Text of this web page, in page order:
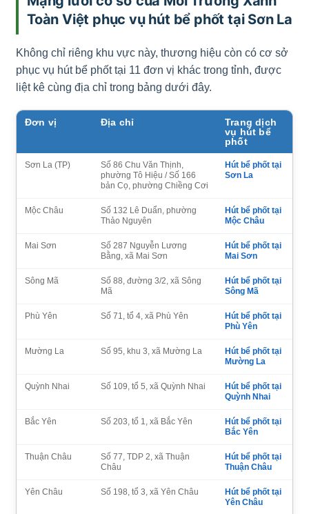
Toàn Việt phục vụ hút bể phốt tại Sơn La
Không chỉ riêng khu vực này, thương hiệu còn có cơ sở
phục vụ hút bể phốt tại 11 đơn vị khác trong tỉnh, được
liệt kê cùng địa chỉ trong bảng dưới đây.
Đơn vị Địa chỉ
Trang dịch
vụ hút bể
phốt
Sơn La (TP)
Số 86 Chu Văn Thịnh,
phường Tô Hiệu / Số 166
bản Cọ, phường Chiềng Cơi
Hút bể phốt tại
Sơn La
Mộc Châu
Số 132 Lê Duẩn, phường
Thảo Nguyên
Hút bể phốt tại
Mộc Châu
Mai Sơn
Số 287 Nguyễn Lương
Bằng, xã Mai Sơn
Hút bể phốt tại
Mai Sơn
Sông Mã
Số 88, đường 3/2, xã Sông
Mã
Hút bể phốt tại
Sông Mã
Phù Yên Số 71, tổ 4, xã Phù Yên
Hút bể phốt tại
Phù Yên
Mường La Số 95, khu 3, xã Mường La
Hút bể phốt tại
Mường La
Quỳnh Nhai Số 109, tổ 5, xã Quỳnh Nhai
Hút bể phốt tại
Quỳnh Nhai
Bắc Yên Số 203, tổ 1, xã Bắc Yên
Hút bể phốt tại
Bắc Yên
Thuận Châu
Số 77, TDP 2, xã Thuận
Châu
Hút bể phốt tại
Thuận Châu
Yên Châu Số 198, tổ 3, xã Yên Châu
Hút bể phốt tại
Yên Châu